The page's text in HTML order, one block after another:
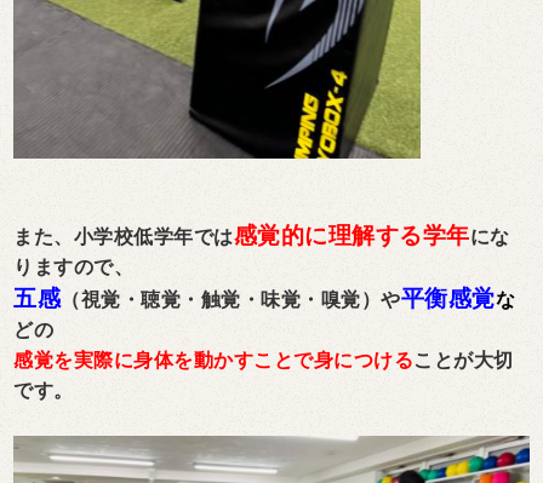
また、小学校低学年では感覚的に理解する学年にな
りますので、
五感（視覚・聴覚・触覚・味覚・嗅覚）や平衡感覚な
どの
感覚を実際に身体を動かすことで身につけることが大切
です。